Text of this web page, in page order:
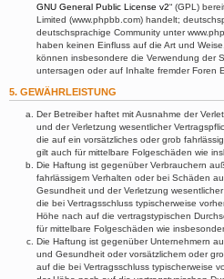
GNU General Public License v2“ (GPL)
Limited (www.phpbb.com) handelt;
deutschsprachige Community unter
haben keinen Einfluss auf die Art und
können insbesondere die Verwendung der
untersagen oder auf Inhalte fremder Foren
5. GEWÄHRLEISTUNG
Der Betreiber haftet mit Ausnahme der
und der Verletzung wesentlicher
die auf ein vorsätzliches oder grob
gilt auch für mittelbare Folgeschäden wie
Die Haftung ist gegenüber Verbrauchern
fahrlässigem Verhalten oder bei Schäden
Gesundheit und der Verletzung
die bei Vertragsschluss typischerweise
Höhe nach auf die vertragstypischen
für mittelbare Folgeschäden wie
Die Haftung ist gegenüber Unternehmern
und Gesundheit oder vorsätzlichem oder
auf die bei Vertragsschluss typischerweise